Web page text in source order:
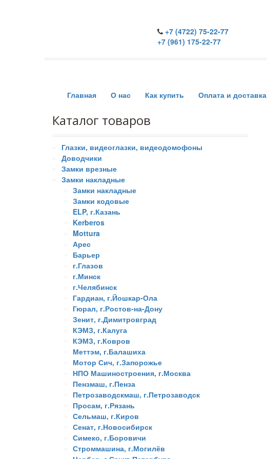
+7 (4722) 75-22-77
+7 (961) 175-22-77
Главная О нас Как купить Оплата и доставка
Каталог товаров
Глазки, видеоглазки, видеодомофоны
Доводчики
Замки врезные
Замки накладные
Замки накладные
Замки кодовые
ELP, г.Казань
Kerberos
Mottura
Арес
Барьер
г.Глазов
г.Минск
г.Челябинск
Гардиан, г.Йошкар-Ола
Гюрал, г.Ростов-на-Дону
Зенит, г.Димитровград
КЭМЗ, г.Калуга
КЭМЗ, г.Ковров
Меттэм, г.Балашиха
Мотор Сич, г.Запорожье
НПО Машиностроения, г.Москва
Пензмаш, г.Пенза
Петрозаводскмаш, г.Петрозаводск
Просам, г.Рязань
Сельмаш, г.Киров
Сенат, г.Новосибирск
Симеко, г.Боровичи
Строммашина, г.Могилёв